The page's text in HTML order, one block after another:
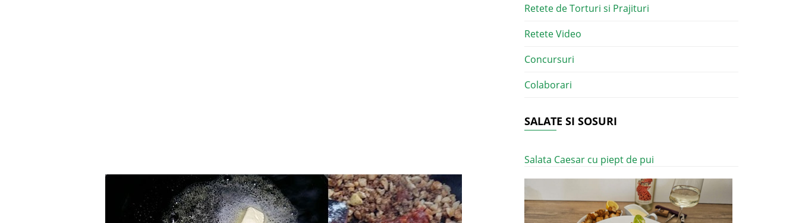
Retete de Torturi si Prajituri
Retete Video
Concursuri
Colaborari
SALATE SI SOSURI
Salata Caesar cu piept de pui